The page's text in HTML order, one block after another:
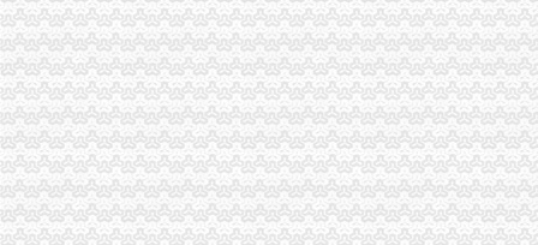
蕲春县对外经济贸易公司大同外贸站_【信用信息_诉讼信息_财务信息_
龙溪注册外贸公司
东莞代办营业执照公司大朗代办|变更股权|注册有限公司|变更地图片_
广州隔音、吸声材料厂家|广州隔音、吸声材料公司页-零距离商务网
绵家具厂家哪家的质量比较有保障？_家居产品问答-一起装修问答
浙江龙溪旅游开发有限公司
上海证券交易所上市公司主要信息（12月14日）--北方网-时代财经
空港新城注册外贸公司
宝市陇县商务预报
宜家中国大分店9月开建巴南要建地海洋世界-重庆频道-经典